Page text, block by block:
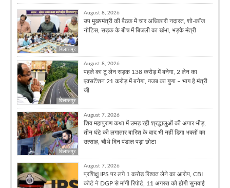
बिलासपुर
August 8, 2026
उप मुख्यमंत्री की बैठक में चार अधिकारी नदारत, शो-कॉज
नोटिस, सड़क के बीच में बिजली का खंभा, भड़के मंत्री
बिलासपुर
August 8, 2026
पहले का टू लेन सड़क 138 करोड़ में बनेगा, 2 लेन का
एक्सटेंशन 21 करोड़ में बनेगा, गजब का गुणा – भाग है मंत्री
जी
बिलासपुर
August 7, 2026
शिव महापुराण कथा में उमड़ रही श्रद्धालुओं की अपार भीड़,
तीन घंटे की लगातार बारिश के बाद भी नहीं डिगा भक्तों का
उत्साह, चौथे दिन पंडाल पड़ा छोटा
August 7, 2026
प्रशिक्षु IPS पर लगे 1 करोड़ रिश्वत लेने का आरोप, CBI
कोर्ट ने DGP से मांगी रिपोर्ट, 11 अगस्त को होगी सुनवाई